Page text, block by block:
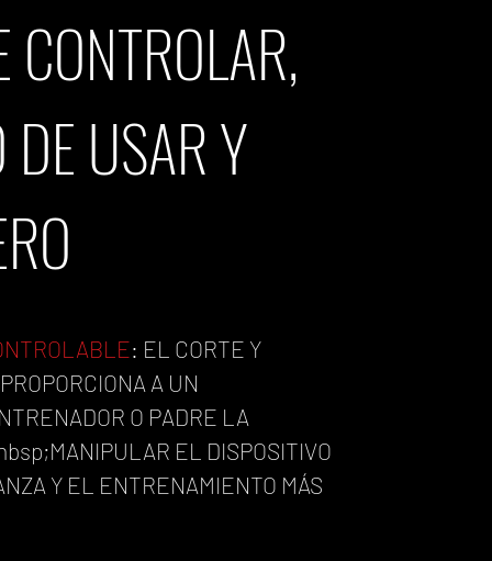
CONTROLAR,
USAR Y
: EL CORTE Y
A UN
O PADRE LA
EL DISPOSITIVO
Y EL ENTRENAMIENTO MÁS